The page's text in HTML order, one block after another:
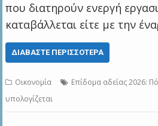
που διατηρούν ενεργή
καταβάλλεται είτε με την
ΔΙΑΒΆΣΤΕ ΠΕΡΙΣΣΌΤΕΡΑ
Οικονομία Επίδομα αδείας 2026:
υπολογίζεται